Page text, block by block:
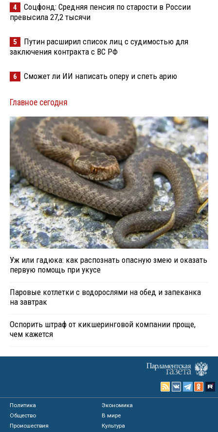
4
Соцфонд: Средняя пенсия по старости в России
превысила 27,2 тысячи
5
Путин расширил список лиц с судимостью для
заключения контракта с ВС РФ
6 Сможет ли ИИ написать оперу и спеть арию
Главное сегодня
Уж или гадюка: как распознать опасную змею и оказать
первую помощь при укусе
Паровые котлетки с водорослями на обед и запеканка
на завтрак
Оспорить штраф от кикшеринговой компании проще,
чем кажется
Политика
Экономика
Общество
В мире
Происшествия
Культура